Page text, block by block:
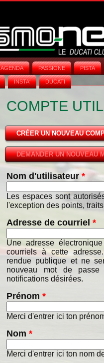
AGENDA PASSIONE PISTA
INSTA‘ DUCATI
COMPTE
CRÉER UN NOUVEAU
DEMANDER UN NOUVEAU
Nom d'utilisateur *
Les espaces sont
l'exception des points,
Adresse de courriel *
Une adresse
courriels à cette
rendue publique et ne
nouveau mot de
notifications désirées.
Prénom *
Merci d'entrer ici ton
Nom *
Merci d'entrer ici ton nom